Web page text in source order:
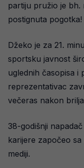
partiju pružio je bh.
postignuta pogotka!
Džeko je za 21.
sportsku javnost
uglednih časopisa i
reprezentativac
večeras nakon
38-godišnji
karijere započeo
mediji.